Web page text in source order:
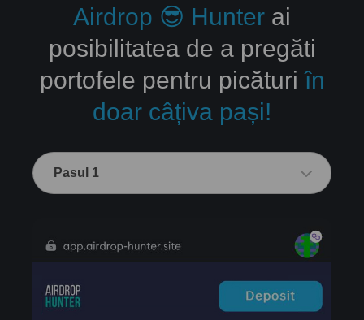
Airdrop 😎 Hunter ai
posibilitatea de a pregăti
portofele pentru picăturiîn
doar câțiva pași!
Pasul 1